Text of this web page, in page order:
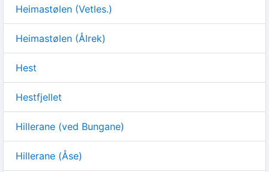
Heimastølen (Vetles.)
Heimastølen (Ålrek)
Hest
Hestfjellet
Hillerane (ved Bungane)
Hillerane (Åse)